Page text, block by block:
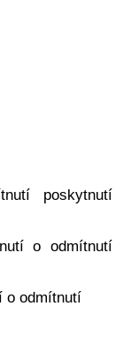
poskytnutí
o odmítnutí
o odmítnutí